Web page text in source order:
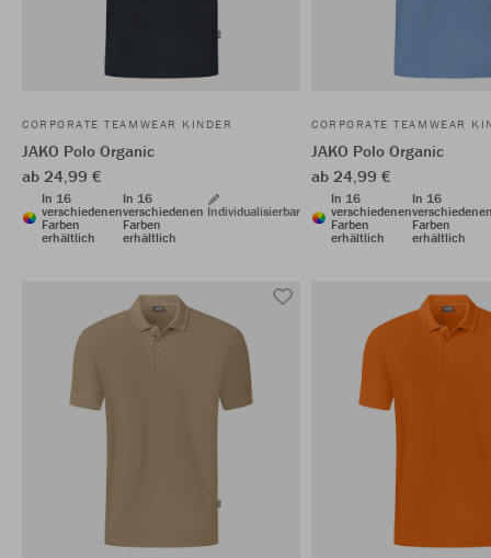
CORPORATE TEAMWEAR KINDER
JAKO Polo Organic
ab 24,99 €
In 16
verschiedenen
Farben
erhältlich
In 16
verschiedenen
Farben
erhältlich
Individualisierbar
CORPORATE TEAMWEAR
JAKO Polo Organic
ab 24,99 €
In 16
verschiedenen
Farben
erhältlich
In 16
Farben
erhältlich